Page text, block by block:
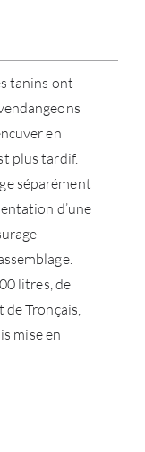
tanins ont
en
plus tardif.
séparément
d’une
litres, de
de Tronçais,
mise en